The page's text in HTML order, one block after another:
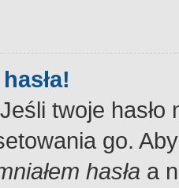
twoje
go.
hasła a